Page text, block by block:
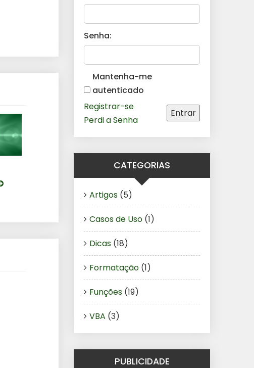
Senha:
Mantenha-me
autenticado
Entrar
Registrar-se
Perdi a Senha
CATEGORIAS
Artigos (5)
Casos de Uso (1)
Dicas (18)
Formatação (1)
Funções (19)
VBA (3)
PUBLICIDADE